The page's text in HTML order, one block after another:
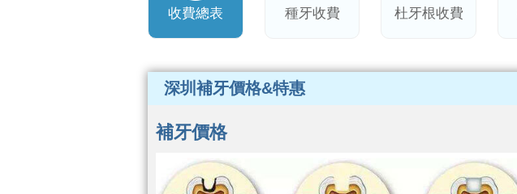
收費總表 種牙收費 杜牙根收費
深圳補牙價格&特惠
補牙價格